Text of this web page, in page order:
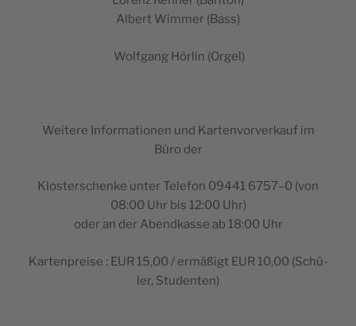
Albert Wim­mer (Bass)
Wolf­gang Hör­lin (Orgel)
Wei­tere Infor­ma­tio­nen und Kar­ten­vor­ver­kauf im
Büro der
Klos­ter­schenke unter Tele­fon 09441 6757–0 (von
08:00 Uhr bis 12:00 Uhr)
oder an der Abend­kasse ab 18:00 Uhr
Kar­ten­preise : EUR 15,00 / ermäßigt EUR 10,00 (Schü­
ler, Studenten)